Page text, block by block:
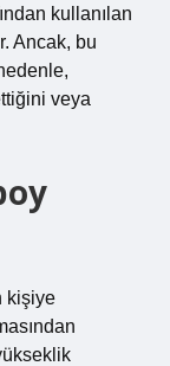
kullanılan
Ancak, bu
veya
kişiye